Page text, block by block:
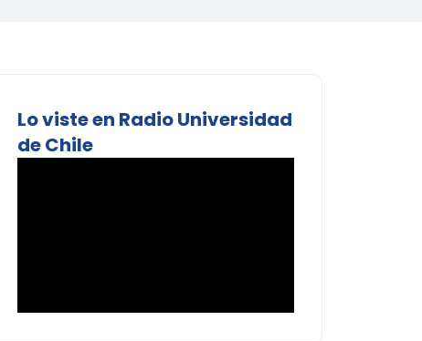
Lo viste en Radio Universidad
de Chile